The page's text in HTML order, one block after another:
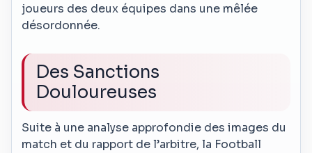
joueurs des deux équipes dans une mêlée
désordonnée.
Des Sanctions
Douloureuses
Suite à une analyse approfondie des images du
match et du rapport de l’arbitre, la Football